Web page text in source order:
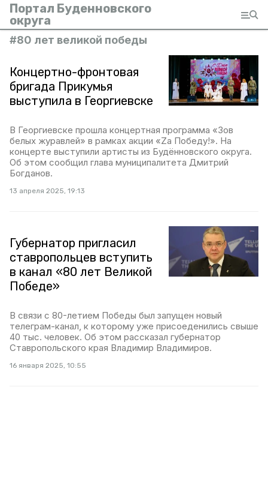
Портал Буденновского
округа
#80 лет великой победы
Концертно-фронтовая
бригада Прикумья
выступила в Георгиевске
В Георгиевске прошла концертная программа «Зов
белых журавлей» в рамках акции «Za Победу!». На
концерте выступили артисты из Будённовского округа.
Об этом сообщил глава муниципалитета Дмитрий
Богданов.
13 апреля 2025, 19:13
Губернатор пригласил
ставропольцев вступить
в канал «80 лет Великой
Победе»
В связи с 80-летием Победы был запущен новый
телеграм-канал, к которому уже присоеденились свыше
40 тыс. человек. Об этом рассказал губернатор
Ставропольского края Владимир Владимиров.
16 января 2025, 10:55